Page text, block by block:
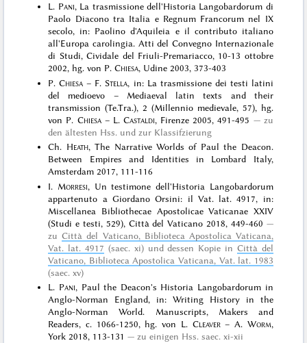
L. Pani, La trasmissione dell'Historia Langobardorum di
Paolo Diacono tra Italia e Regnum Francorum nel IX
secolo, in: Paolino d'Aquileia e il contributo italiano
all'Europa carolingia. Atti del Convegno Internazionale
di Studi, Cividale del Friuli-Premariacco, 10-13 ottobre
2002, hg. von P.Chiesa, Udine 2003, 373-403
P.Chiesa – F. Stella, in: La trasmissione dei testi latini
del medioevo – Mediaeval latin texts and their
transmission (Te.Tra.), 2 (Millennio medievale, 57), hg.
von P. Chiesa– L.Castaldi, Firenze 2005, 491-495
zu
den ältesten Hss. und zur Klassifzierung
Ch. Heath, The Narrative Worlds of Paul the Deacon.
Between Empires and Identities in Lombard Italy,
Amsterdam 2017, 111-116
I. Morresi, Un testimone dell'Historia Langobardorum
appartenuto a Giordano Orsini: il Vat. lat. 4917, in:
Miscellanea Bibliothecae Apostolicae Vaticanae XXIV
(Studi e testi, 529), Città del Vaticano 2018, 449-460
zuCittà del Vaticano, Biblioteca Apostolica Vaticana,
Vat. lat. 4917 (saec. xi) und dessen Kopie in Città del
Vaticano, Biblioteca Apostolica Vaticana, Vat. lat. 1983
(saec. xv)
L. Pani, Paul the Deacon's Historia Langobardorum in
Anglo-Norman England, in: Writing History in the
Anglo-Norman World. Manuscripts, Makers and
Readers, c. 1066-1250, hg. von L. Cleaver– A. Worm,
York 2018, 113-131
zu einigen Hss. saec. xi-xii